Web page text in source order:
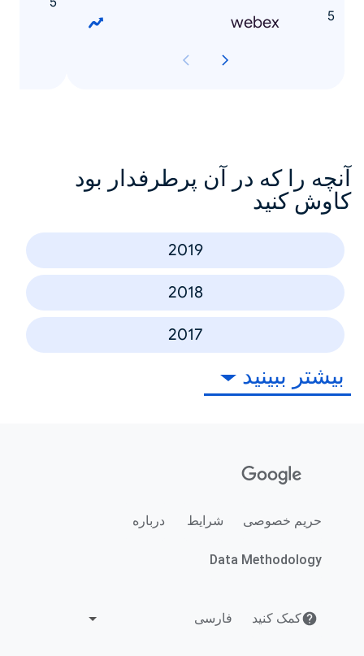
webex
آنچه را که در آن پرطرفدار بود
کاوش کنید
2019
2018
2017
بیشتر ببینید
حریم خصوصی شرایط درباره
Data Methodology
کمک کنید